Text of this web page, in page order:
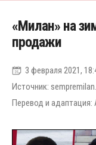
«Милан» на
продажи
3 февраля 2021,
Источник:
Перевод и адаптация: